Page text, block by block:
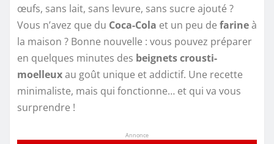
œufs, sans lait, sans levure, sans sucre ajouté ?
Vous n’avez que du Coca-Cola et un peu de farineà
la maison ? Bonne nouvelle : vous pouvez préparer
en quelques minutes des beignets crousti-
moelleuxau goût unique et addictif. Une recette
minimaliste, mais qui fonctionne… et qui va vous
surprendre !
Annonce